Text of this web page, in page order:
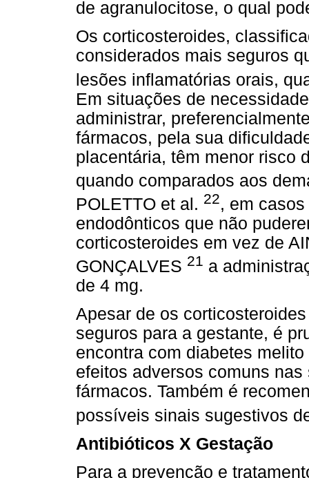
de agranulocitose, o qual
Os corticosteroides,
considerados mais seguros
lesões inflamatórias orais,
Em situações de
administrar,
fármacos, pela sua
placentária, têm menor risco
quando comparados aos
POLETTO et al. 22, em
endodônticos que não
corticosteroides em vez de
GONÇALVES 21 a
de 4 mg.
Apesar de os
seguros para a gestante, é
encontra com diabetes
efeitos adversos comuns
fármacos. Também é
possíveis sinais sugestivos
Antibióticos X Gestação
Para a prevenção e